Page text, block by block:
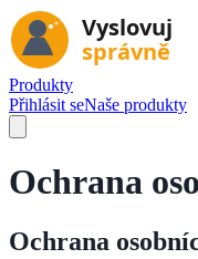
Produkty
Přihlásit seNaše produkty
Ochrana
Ochrana